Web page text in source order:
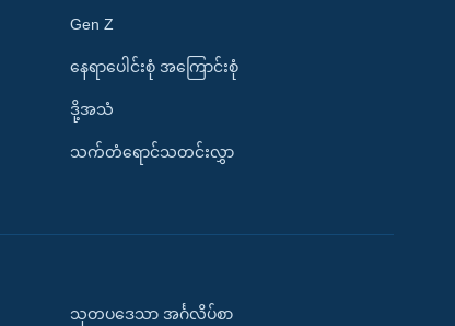
Gen Z
နေရာပေါင်းစုံ အကြောင်းစုံ
ဒို့အသံ
သက်တံရောင်သတင်းလွှာ
သုတပဒေသာ အင်္ဂလိပ်စာ